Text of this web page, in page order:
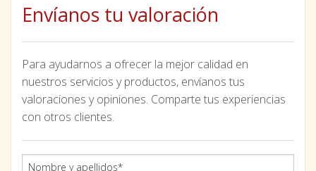
Envíanos tu valoración
Para ayudarnos a ofrecer la mejor calidad en
nuestros servicios y productos, envíanos tus
valoraciones y opiniones. Comparte tus experiencias
con otros clientes.